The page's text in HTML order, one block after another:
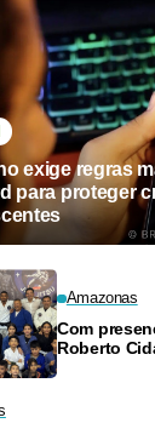
exige regras
para proteger
Amazonas
Com
Roberto